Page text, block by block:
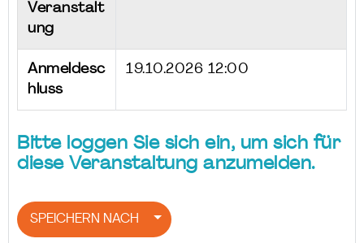
Veranstalt
ung
Anmeldesc
hluss
19.10.2026 12:00
Bitte loggen Sie sich ein, um sich für
diese Veranstaltung anzumelden.
SPEICHERN NACH